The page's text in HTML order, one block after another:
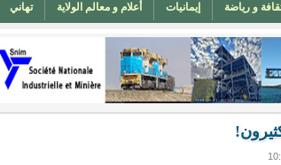
و رياضة إيمانيات أعلام و معالم الولاية تهاني
وزارة الشؤون الإسلامية تدعو لتوحيد خطبة الجمعة حول الحرابة